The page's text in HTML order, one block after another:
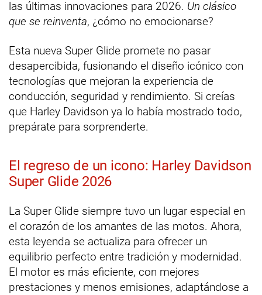
las últimas innovaciones para 2026. Un clásico
que se reinventa, ¿cómo no emocionarse?
Esta nueva Super Glide promete no pasar
desapercibida, fusionando el diseño icónico con
tecnologías que mejoran la experiencia de
conducción, seguridad y rendimiento. Si creías
que Harley Davidson ya lo había mostrado todo,
prepárate para sorprenderte.
El regreso de un icono: Harley Davidson
Super Glide 2026
La Super Glide siempre tuvo un lugar especial en
el corazón de los amantes de las motos. Ahora,
esta leyenda se actualiza para ofrecer un
equilibrio perfecto entre tradición y modernidad.
El motor es más eficiente, con mejores
prestaciones y menos emisiones, adaptándose a